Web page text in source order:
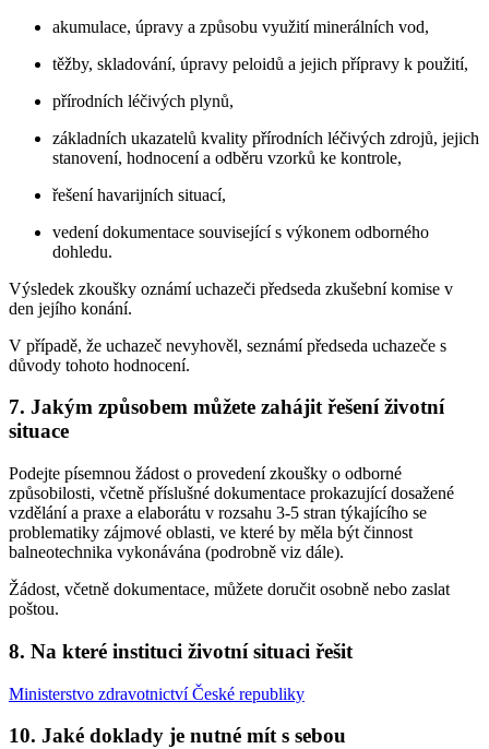
akumulace, úpravy a způsobu využití minerálních vod,
těžby, skladování, úpravy peloidů a jejich přípravy k použití,
přírodních léčivých plynů,
základních ukazatelů kvality přírodních léčivých zdrojů, jejich
stanovení, hodnocení a odběru vzorků ke kontrole,
řešení havarijních situací,
vedení dokumentace související s výkonem odborného
dohledu.
Výsledek zkoušky oznámí uchazeči předseda zkušební komise v
den jejího konání.
V případě, že uchazeč nevyhověl, seznámí předseda uchazeče s
důvody tohoto hodnocení.
7. Jakým způsobem můžete zahájit řešení životní
situace
Podejte písemnou žádost o provedení zkoušky o odborné
způsobilosti, včetně příslušné dokumentace prokazující dosažené
vzdělání a praxe a elaborátu v rozsahu 3-5 stran týkajícího se
problematiky zájmové oblasti, ve které by měla být činnost
balneotechnika vykonávána (podrobně viz dále).
Žádost, včetně dokumentace, můžete doručit osobně nebo zaslat
poštou.
8. Na které instituci životní situaci řešit
Ministerstvo zdravotnictví České republiky
10. Jaké doklady je nutné mít s sebou